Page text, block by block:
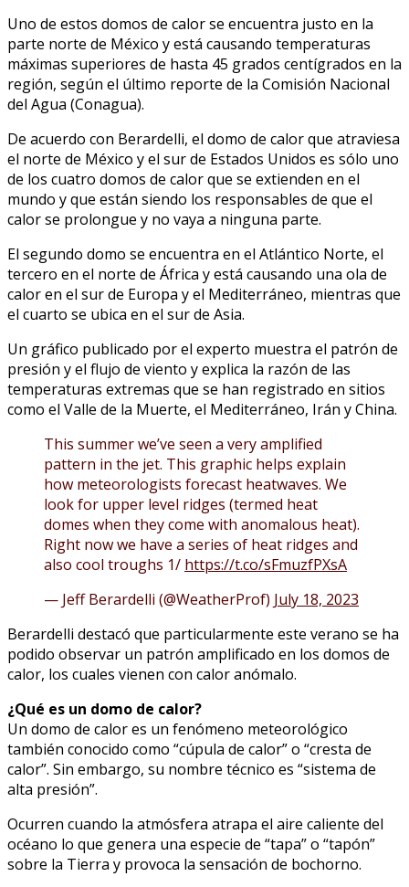
Uno de estos domos de calor se encuentra justo en la
parte norte de México y está causando temperaturas
máximas superiores de hasta 45 grados centígrados en la
región, según el último reporte de la Comisión Nacional
del Agua (Conagua).
De acuerdo con Berardelli, el domo de calor que atraviesa
el norte de México y el sur de Estados Unidos es sólo uno
de los cuatro domos de calor que se extienden en el
mundo y que están siendo los responsables de que el
calor se prolongue y no vaya a ninguna parte.
El segundo domo se encuentra en el Atlántico Norte, el
tercero en el norte de África y está causando una ola de
calor en el sur de Europa y el Mediterráneo, mientras que
el cuarto se ubica en el sur de Asia.
Un gráfico publicado por el experto muestra el patrón de
presión y el flujo de viento y explica la razón de las
temperaturas extremas que se han registrado en sitios
como el Valle de la Muerte, el Mediterráneo, Irán y China.
This summer we’ve seen a very amplified
pattern in the jet. This graphic helps explain
how meteorologists forecast heatwaves. We
look for upper level ridges (termed heat
domes when they come with anomalous heat).
Right now we have a series of heat ridges and
also cool troughs 1/ https://t.co/sFmuzfPXsA
— Jeff Berardelli (@WeatherProf) July 18, 2023
Berardelli destacó que particularmente este verano se ha
podido observar un patrón amplificado en los domos de
calor, los cuales vienen con calor anómalo.
¿Qué es un domo de calor?
Un domo de calor es un fenómeno meteorológico
también conocido como “cúpula de calor” o “cresta de
calor”. Sin embargo, su nombre técnico es “sistema de
alta presión”.
Ocurren cuando la atmósfera atrapa el aire caliente del
océano lo que genera una especie de “tapa” o “tapón”
sobre la Tierra y provoca la sensación de bochorno.